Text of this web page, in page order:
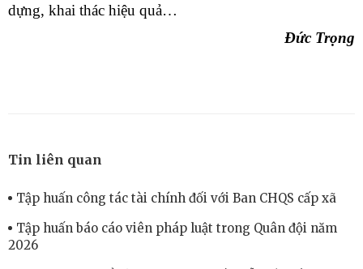
dựng, khai thác hiệu quả…
Đức Trọng
Tin liên quan
Tập huấn công tác tài chính đối với Ban CHQS cấp xã
Tập huấn báo cáo viên pháp luật trong Quân đội năm
2026